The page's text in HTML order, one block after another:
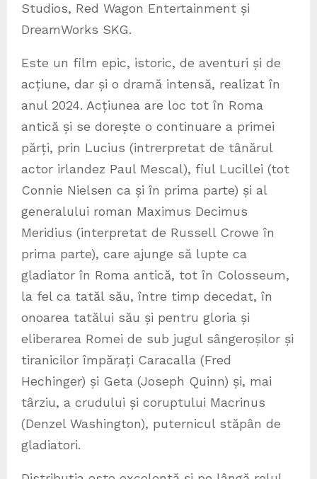
Studios, Red Wagon Entertainment și
DreamWorks SKG.
Este un film epic, istoric, de aventuri și de
acțiune, dar și o dramă intensă, realizat în
anul 2024. Acțiunea are loc tot în Roma
antică și se dorește o continuare a primei
părți, prin Lucius (intrerpretat de tânărul
actor irlandez Paul Mescal), fiul Lucillei (tot
Connie Nielsen ca și în prima parte) și al
generalului roman Maximus Decimus
Meridius (interpretat de Russell Crowe în
prima parte), care ajunge să lupte ca
gladiator în Roma antică, tot în Colosseum,
la fel ca tatăl său, între timp decedat, în
onoarea tatălui său și pentru gloria și
eliberarea Romei de sub jugul sângeroșilor și
tiranicilor împărați Caracalla (Fred
Hechinger) și Geta (Joseph Quinn) și, mai
târziu, a crudului și coruptului Macrinus
(Denzel Washington), puternicul stăpân de
gladiatori.